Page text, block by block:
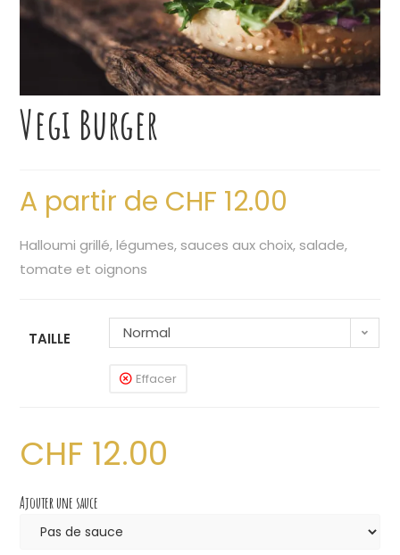
Vegi Burger
A partir de CHF 12.00
Halloumi grillé, légumes, sauces aux choix, salade,
tomate et oignons
TAILLE Normal
Effacer
CHF 12.00
Ajouter une sauce